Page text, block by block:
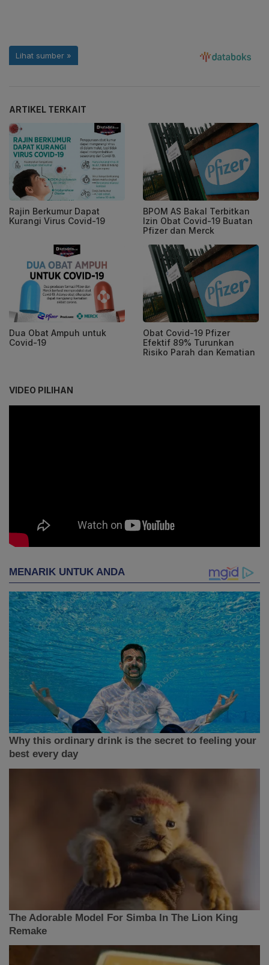
ARTIKEL TERKAIT
Rajin Berkumur Dapat
Kurangi Virus Covid-19
BPOM AS Bakal Terbitkan
Izin Obat Covid-19 Buatan
Pfizer dan Merck
Dua Obat Ampuh untuk
Covid-19
Obat Covid-19 Pfizer
Efektif 89% Turunkan
Risiko Parah dan Kematian
VIDEO PILIHAN